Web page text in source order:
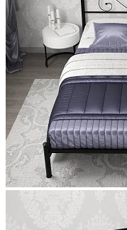
Добавить к сравнению